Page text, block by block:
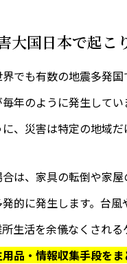
大国日本で起こ
界でも有数の地震多発
年のように発生してい
、災害は特定の地域
は、家具の転倒や家
的に発生します。台
生活を余儀なくされ
品・情報収集手段を